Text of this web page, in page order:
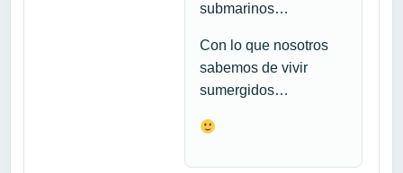
submarinos…
Con lo que nosotros
sabemos de vivir
sumergidos…